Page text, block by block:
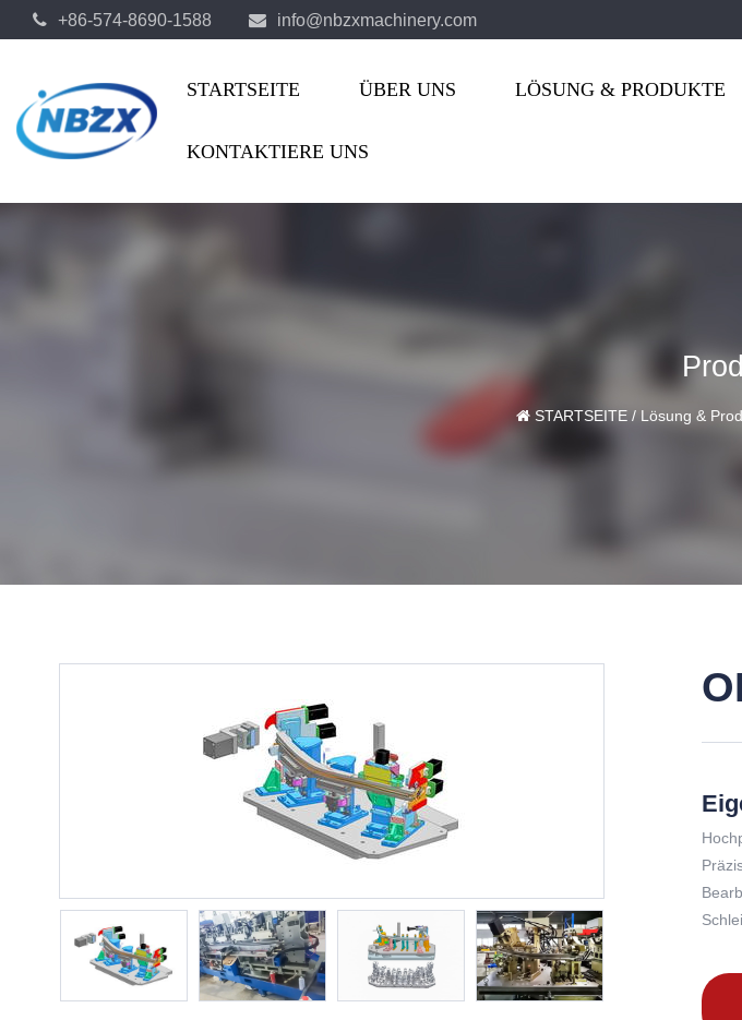
+86-574-8690-1588 info@nbzxmachinery.com
STARTSEITE ÜBER UNS LÖSUNG & PRODUKTE
KONTAKTIERE UNS
STARTSEITE/ Lösung &